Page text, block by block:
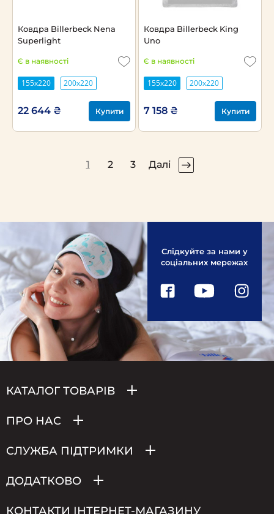
Ковдра Billerbeck Nena
Superlight
Є в наявності
155x220 200х220
22 644 ₴ Купити
Ковдра Billerbeck King
Uno
Є в наявності
155x220 200х220
7 158 ₴ Купити
1 2 3 Далі
Слідкуйте за нами у
соціальних мережах
КАТАЛОГ ТОВАРІВ
ПРО НАС
СЛУЖБА ПІДТРИМКИ
ДОДАТКОВО
КОНТАКТИ ІНТЕРНЕТ-МАГАЗИНУ